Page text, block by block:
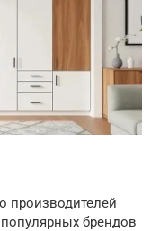
производителей
брендов